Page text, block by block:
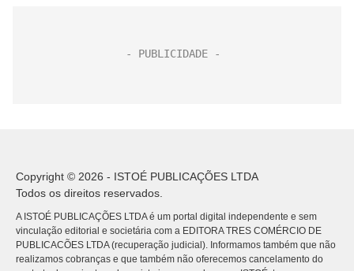
Copyright © 2026 - ISTOÉ PUBLICAÇÕES LTDA
Todos os direitos reservados.
A ISTOÉ PUBLICAÇÕES LTDA é um portal digital independente e sem
vinculação editorial e societária com a EDITORA TRES COMÉRCIO DE
PUBLICACÕES LTDA (recuperação judicial). Informamos também que não
realizamos cobranças e que também não oferecemos cancelamento do